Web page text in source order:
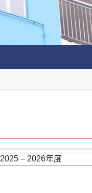
2025 – 2026年度